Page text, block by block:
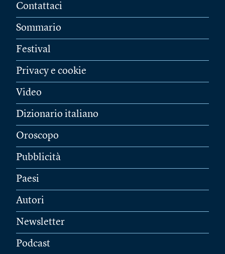
Contattaci
Sommario
Festival
Privacy e cookie
Video
Dizionario italiano
Oroscopo
Pubblicità
Paesi
Autori
Newsletter
Podcast